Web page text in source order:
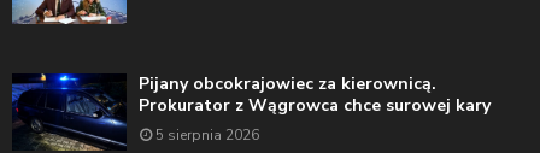
Pijany obcokrajowiec za kierownicą.
Prokurator z Wągrowca chce surowej kary
5 sierpnia 2026